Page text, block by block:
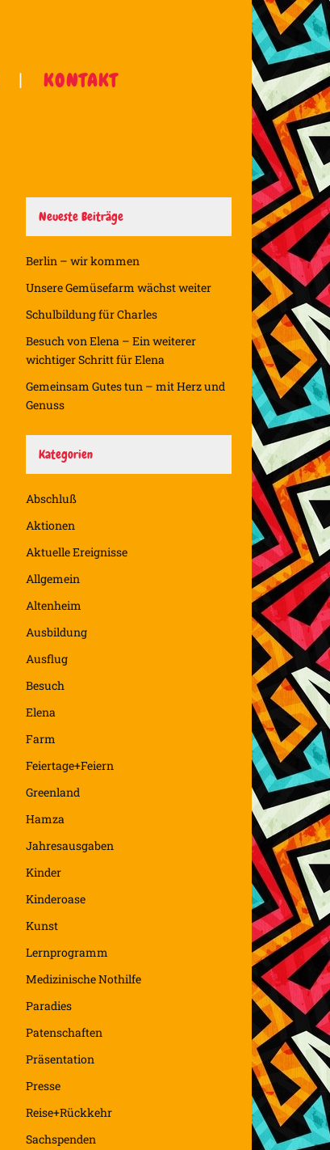
KONTAKT
Neueste Beiträge
Berlin – wir kommen
Unsere Gemüsefarm wächst weiter
Schulbildung für Charles
Besuch von Elena – Ein weiterer
wichtiger Schritt für Elena
Gemeinsam Gutes tun – mit Herz und
Genuss
Kategorien
Abschluß
Aktionen
Aktuelle Ereignisse
Allgemein
Altenheim
Ausbildung
Ausflug
Besuch
Elena
Farm
Feiertage+Feiern
Greenland
Hamza
Jahresausgaben
Kinder
Kinderoase
Kunst
Lernprogramm
Medizinische Nothilfe
Paradies
Patenschaften
Präsentation
Presse
Reise+Rückkehr
Sachspenden